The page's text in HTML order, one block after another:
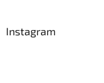
Instagram